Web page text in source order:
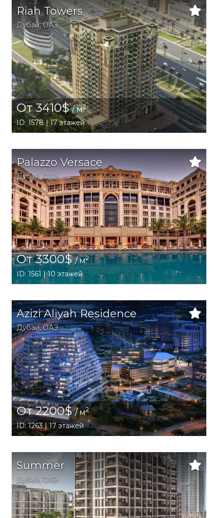
Riah Towers
Дубай,ОАЭ
От 3410$/ м2
ID: 1578 | 17 этажей
Palazzo Versace
Дубай,ОАЭ
От 3300$/ м2
ID: 1561 | 10 этажей
Azizi Aliyah Residence
Дубай,ОАЭ
От 2200$/ м2
ID: 1263 | 17 этажей
Summer
Дубай, ОАЭ